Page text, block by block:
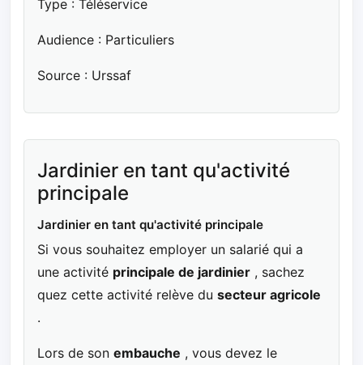
Type : Téléservice
Audience : Particuliers
Source : Urssaf
Jardinier en tant qu'activité
principale
Jardinier en tant qu'activité principale
Si vous souhaitez employer un salarié qui a
une activité principale de jardinier , sachez
quez cette activité relève du secteur agricole
.
Lors de son embauche , vous devez le